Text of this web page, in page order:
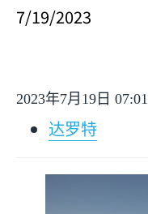
7/19/2023
2023年7月 19 日 07:01
达罗特